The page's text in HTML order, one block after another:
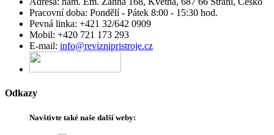
Pracovní doba: Pondělí - Pátek 8:00 - 15:30 hod.
Pevná linka: +421 32/642 0909
Mobil: +420 721 173 293
E-mail: info@reviznipristroje.cz
Odkazy
Navštivte také naše další weby: